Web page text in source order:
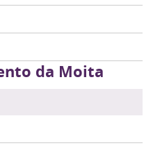
da Moita